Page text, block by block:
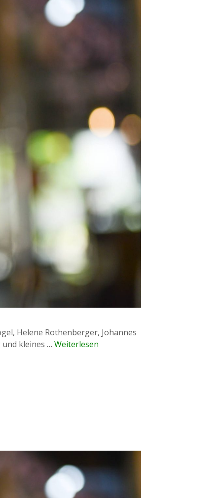
Helene Rothenberger, Johannes
kleines … Weiterlesen